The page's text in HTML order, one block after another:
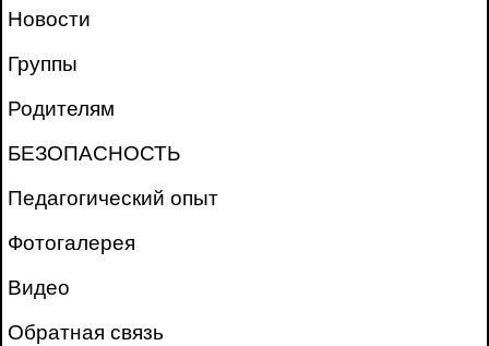
Новости
Группы
Родителям
БЕЗОПАСНОСТЬ
Педагогический опыт
Фотогалерея
Видео
Обратная связь